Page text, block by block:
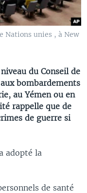
Nations unies , à New
du Conseil de
bombardements
au Yémen ou en
rappelle que de
de guerre si
adopté la
de santé